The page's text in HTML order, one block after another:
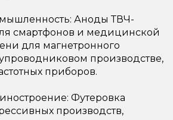
Аноды ТВЧ-
смартфонов и медицинской
для магнетронного
производстве,
приборов.
Футеровка
производств,